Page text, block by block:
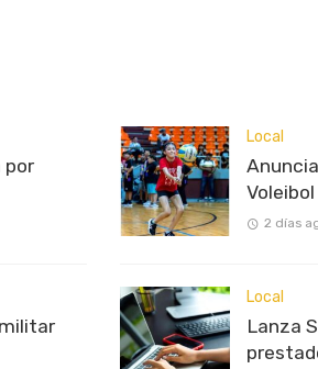
por
Local
2 días
Local
Lanza